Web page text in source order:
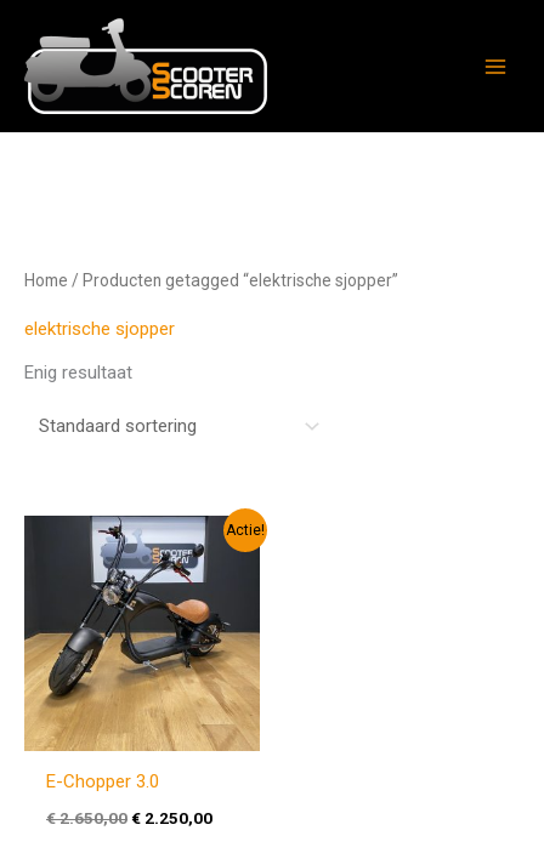
naar
inhoud
Home / Producten getagged “elektrische sjopper”
elektrische sjopper
Enig resultaat
Actie!
E-Chopper 3.0
€2.650,00
Oorspronkelijke
prijs
was:
€ 2.650,00.
€ 2.250,00
Huidige
prijs